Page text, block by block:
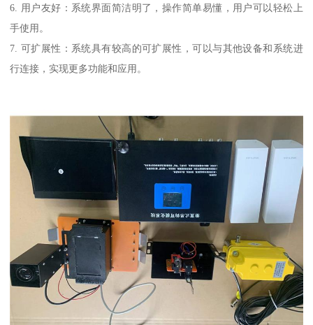
6. 用户友好：系统界面简洁明了，操作简单易懂，用户可以轻松上
手使用。
7. 可扩展性：系统具有较高的可扩展性，可以与其他设备和系统进
行连接，实现更多功能和应用。